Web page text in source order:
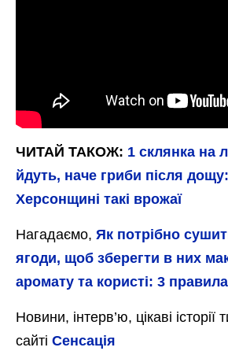
ЧИТАЙ ТАКОЖ: 1 склянка на
йдуть, наче гриби після
Херсонщині такі врожаї
Нагадаємо, Як потрібно
ягоди, щоб зберегти в них
аромату та користі: 3 правила
Новини, інтерв’ю, цікаві
сайті Сенсація